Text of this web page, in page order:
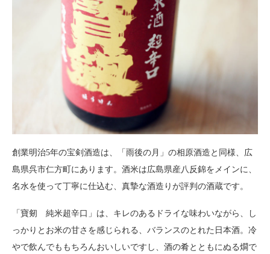
創業明治5年の宝剣酒造は、「雨後の月」の相原酒造と同様、広
島県呉市仁方町にあります。酒米は広島県産八反錦をメインに、
名水を使って丁寧に仕込む、真摯な酒造りが評判の酒蔵です。
「寶剱 純米超辛口」は、キレのあるドライな味わいながら、し
っかりとお米の甘さを感じられる、バランスのとれた日本酒。冷
やで飲んでももちろんおいしいですし、酒の肴とともにぬる燗で